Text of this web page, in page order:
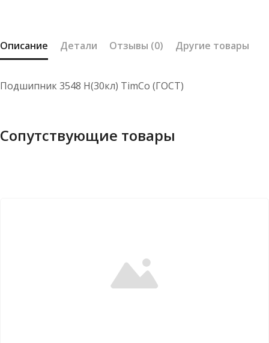
Описание Детали Отзывы (0) Другие товары
Подшипник 3548 Н(30кл) TimCo (ГОСТ)
Сопутствующие товары